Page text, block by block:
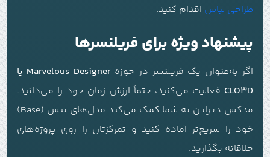
طراحی لباس اقدام کنید.
پیشنهاد ویژه برای فریلنسرها
اگر به‌عنوان یک فریلنسر در حوزه
Marvelous Designer یا
CLO3D فعالیت می‌کنید، حتماً ارزش زمان خود را می‌دانید.
مدکس دیزاین به شما کمک می‌کند مدل‌های بیس (Base)
خود را سریع‌تر آماده کنید و تمرکزتان را روی پروژه‌های
خلاقانه بگذارید.